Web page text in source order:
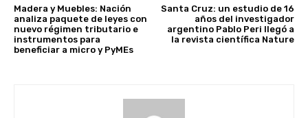
Madera y Muebles: Nación
analiza paquete de leyes con
nuevo régimen tributario e
instrumentos para
beneficiar a micro y PyMEs
Santa Cruz: un estudio de 16
años del investigador
argentino Pablo Peri llegó a
la revista científica Nature